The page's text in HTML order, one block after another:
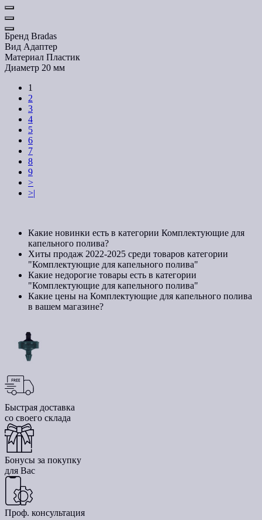
Бренд Bradas
Вид Адаптер
Материал Пластик
Диаметр 20 мм
1
2
3
4
5
6
7
8
9
>
>|
Какие новинки есть в категории Комплектующие для
капельного полива?
Хиты продаж 2022-2025 среди товаров категории
"Комплектующие для капельного полива"
Какие недорогие товары есть в категории
"Комплектующие для капельного полива"
Какие цены на Комплектующие для капельного полива
в вашем магазине?
Быстрая доставка
со своего склада
Бонусы за покупку
для Вас
Проф. консультация